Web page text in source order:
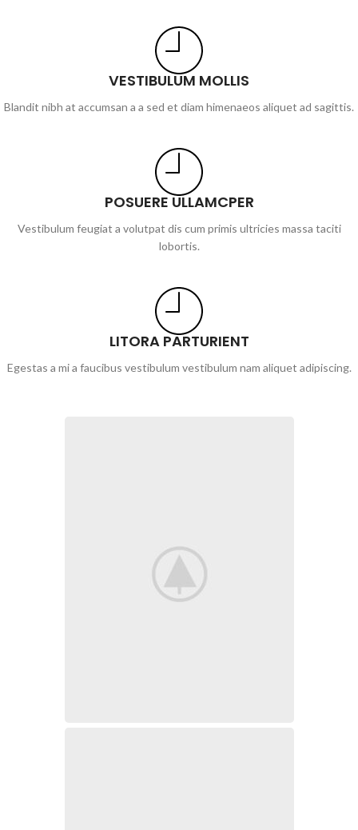
VESTIBULUM MOLLIS
Blandit nibh at accumsan a a sed et diam himenaeos aliquet ad sagittis.
POSUERE ULLAMCPER
Vestibulum feugiat a volutpat dis cum primis ultricies massa taciti
lobortis.
LITORA PARTURIENT
Egestas a mi a faucibus vestibulum vestibulum nam aliquet adipiscing.